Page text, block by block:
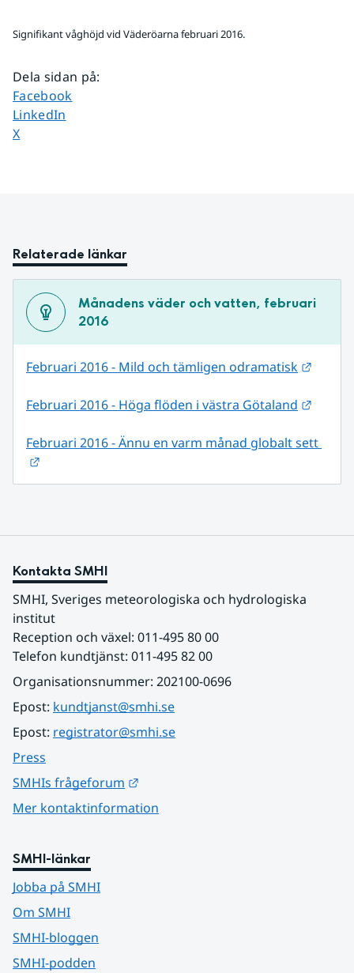
Signifikant våghöjd vid Väderöarna februari 2016.
Dela sidan på:
Dela sidan på
Facebook
Dela sidan på
LinkedIn
Dela sidan på
X
Relaterade länkar
Månadens väder och vatten, februari
2016
Februari 2016 - Mild och tämligen odramatisk
Februari 2016 - Höga flöden i västra Götaland
Februari 2016 - Ännu en varm månad globalt sett
Kontakta SMHI
SMHI, Sveriges meteorologiska och hydrologiska
institut
Reception och växel: 011-495 80 00
Telefon kundtjänst: 011-495 82 00
Organisationsnummer: 202100-0696
Epost: kundtjanst@smhi.se
Epost: registrator@smhi.se
Press
SMHIs frågeforum
Mer kontaktinformation
SMHI-länkar
Jobba på SMHI
Om SMHI
SMHI-bloggen
SMHI-podden